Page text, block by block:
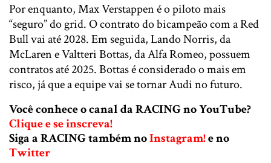
Por enquanto, Max Verstappen é o piloto mais
“seguro” do grid. O contrato do bicampeão com a Red
Bull vai até 2028. Em seguida, Lando Norris, da
McLaren e Valtteri Bottas, da Alfa Romeo, possuem
contratos até 2025. Bottas é considerado o mais em
risco, já que a equipe vai se tornar Audi no futuro.
Você conhece o canal da RACING no YouTube?
Clique e se inscreva!
Siga a RACING também noInstagram!e no
Twitter